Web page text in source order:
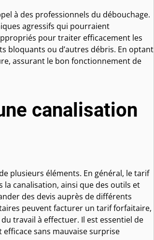
à des professionnels du débouchage.
agressifs qui pourraient
pour traiter efficacement les
bloquants ou d’autres débris. En optant
assurant le bon fonctionnement de
canalisation
plusieurs éléments. En général, le tarif
la canalisation, ainsi que des outils et
des devis auprès de différents
peuvent facturer un tarif forfaitaire,
travail à effectuer. Il est essentiel de
sans mauvaise surprise